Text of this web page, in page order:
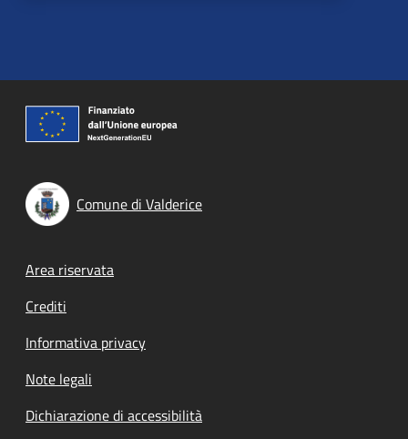
Comune di Valderice
Footer menu
Area riservata
Crediti
Informativa privacy
Note legali
Dichiarazione di accessibilità